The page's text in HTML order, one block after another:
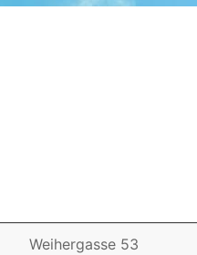
Weihergasse 53